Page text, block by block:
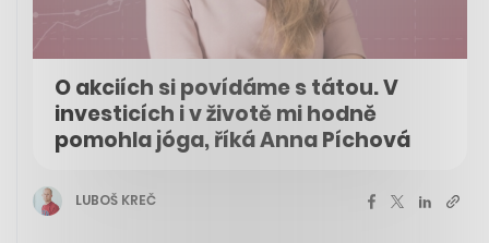
O akciích si povídáme s tátou. V
investicích i v životě mi hodně
pomohla jóga, říká Anna Píchová
LUBOŠ KREČ